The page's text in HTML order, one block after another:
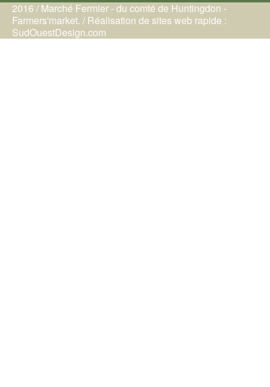
2016 / Marché Fermier - du comté de Huntingdon -
Farmers'market. / Réalisation de sites web rapide :
SudOuestDesign.com